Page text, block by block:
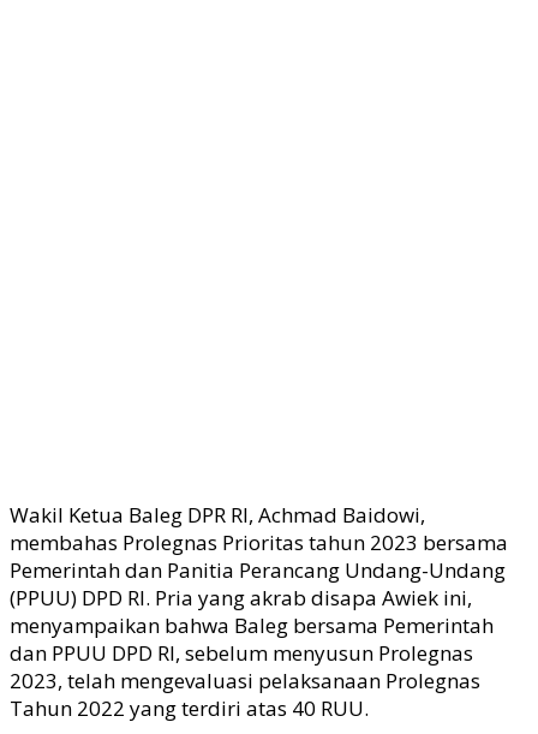
Wakil Ketua Baleg DPR RI, Achmad Baidowi,
membahas Prolegnas Prioritas tahun 2023 bersama
Pemerintah dan Panitia Perancang Undang-Undang
(PPUU) DPD RI. Pria yang akrab disapa Awiek ini,
menyampaikan bahwa Baleg bersama Pemerintah
dan PPUU DPD RI, sebelum menyusun Prolegnas
2023, telah mengevaluasi pelaksanaan Prolegnas
Tahun 2022 yang terdiri atas 40 RUU.